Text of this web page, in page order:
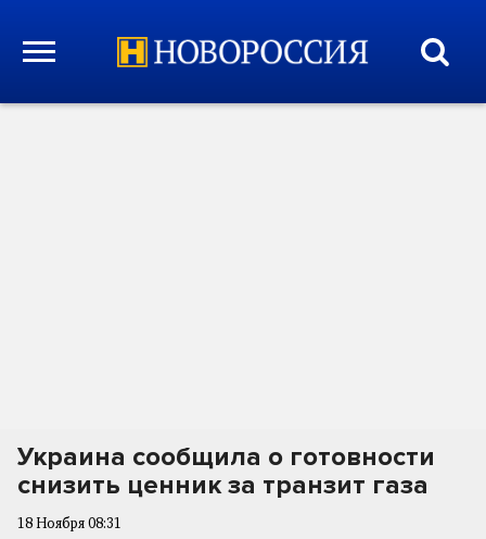
Украина сообщила о готовности
снизить ценник за транзит газа
18 Ноября 08:31